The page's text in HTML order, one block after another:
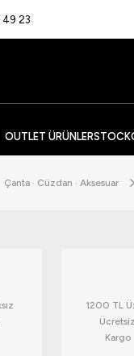
23
OUTLET ÜRÜNLER
Çanta · Cüzdan · Aksesuar
1200 TL
Ücretsiz
Kargo